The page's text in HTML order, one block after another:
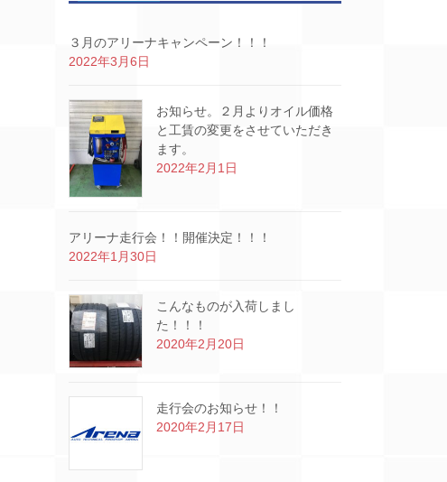
３月のアリーナキャンペーン！！！
2022年3月6日
お知らせ。２月よりオイル価格
と工賃の変更をさせていただき
ます。
2022年2月1日
アリーナ走行会！！開催決定！！！
2022年1月30日
こんなものが入荷しまし
た！！！
2020年2月20日
走行会のお知らせ！！
2020年2月17日